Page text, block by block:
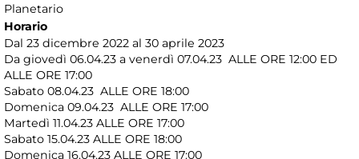
Planetario
Horario
Dal 23 dicembre 2022 al 30 aprile 2023
Da giovedì 06.04.23 a venerdì 07.04.23 ALLE ORE 12:00 ED
ALLE ORE 17:00
Sabato 08.04.23 ALLE ORE 18:00
Domenica 09.04.23 ALLE ORE 17:00
Martedì 11.04.23 ALLE ORE 17:00
Sabato 15.04.23 ALLE ORE 18:00
Domenica 16.04.23 ALLE ORE 17:00